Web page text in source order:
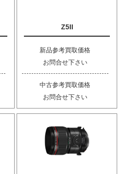
Z5II
新品参考買取価格
お問合せ下さい
中古参考買取価格
お問合せ下さい